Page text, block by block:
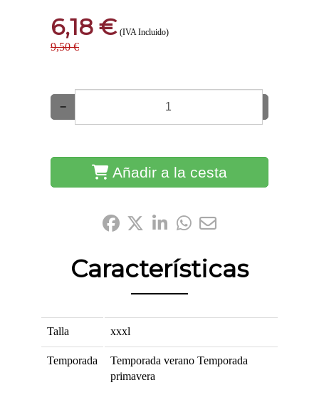
6,18 € (IVA Incluido)
9,50 €
−
Añadir a la cesta
Características
Talla xxxl
Temporada Temporada verano Temporada
primavera